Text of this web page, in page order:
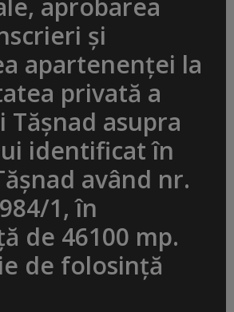
aprobarea
și
apartenenței la
privată a
Tășnad asupra
identificat în
având nr.
1, în
de 46100 mp.
de folosință